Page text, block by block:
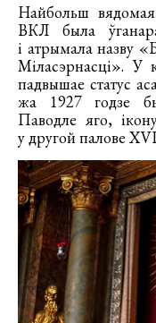
Найбольш вядомая
ВКЛ была
і атрымала назву
Міласэрнасці». У
падвышае статус
жа 1927 годзе
Паводле яго,
у другой палове